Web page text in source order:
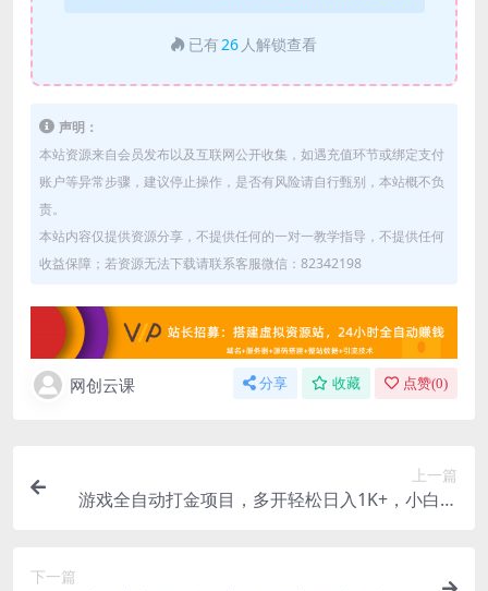
已有 26 人解锁查看
声明：
本站资源来自会员发布以及互联网公开收集，如遇充值环节或绑定支付
账户等异常步骤，建议停止操作，是否有风险请自行甄别，本站概不负
责。
本站内容仅提供资源分享，不提供任何的一对一教学指导，不提供任何
收益保障；若资源无法下载请联系客服微信：82342198
网创云课 分享 收藏 点赞(0)
上一篇
游戏全自动打金项目，多开轻松日入1K+，小白轻
下一篇